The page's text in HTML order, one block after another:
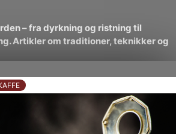
– fra dyrkning og ristning til
Artikler om traditioner, teknikker og